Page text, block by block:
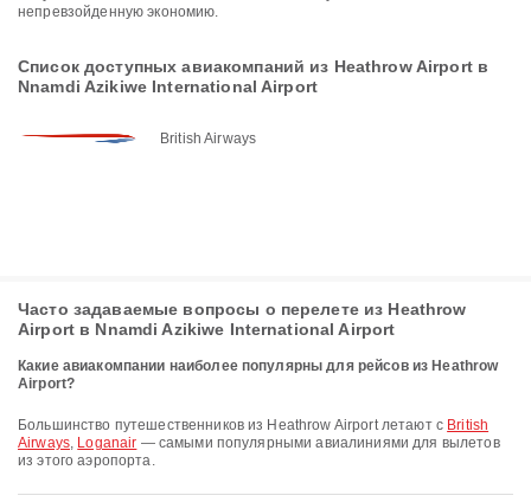
непревзойденную экономию.
Список доступных авиакомпаний из Heathrow Airport в
Nnamdi Azikiwe International Airport
British Airways
Часто задаваемые вопросы о перелете из Heathrow
Airport в Nnamdi Azikiwe International Airport
Какие авиакомпании наиболее популярны для рейсов из Heathrow
Airport?
Большинство путешественников из Heathrow Airport летают с British
Airways, Loganair — самыми популярными авиалиниями для вылетов
из этого аэропорта.